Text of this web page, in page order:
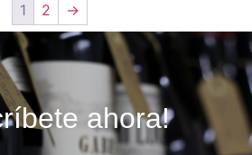
1 2 →
ahora!